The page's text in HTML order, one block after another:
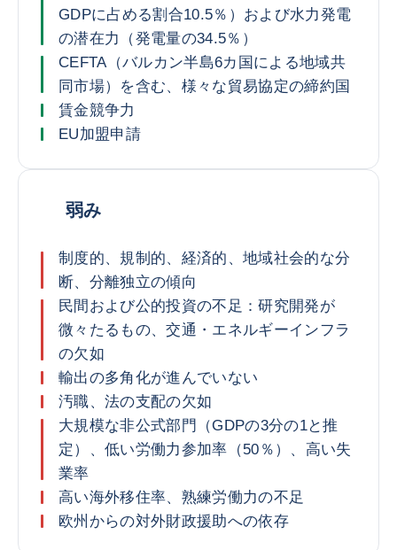
GDPに占める割合10.5％）および水力発電
の潜在力（発電量の34.5％）
CEFTA（バルカン半島6カ国による地域共
同市場）を含む、様々な貿易協定の締約国
賃金競争力
EU加盟申請
弱み
制度的、規制的、経済的、地域社会的な分
断、分離独立の傾向
民間および公的投資の不足：研究開発が
微々たるもの、交通・エネルギーインフラ
の欠如
輸出の多角化が進んでいない
汚職、法の支配の欠如
大規模な非公式部門（GDPの3分の1と推
定）、低い労働力参加率（50％）、高い失
業率
高い海外移住率、熟練労働力の不足
欧州からの対外財政援助への依存